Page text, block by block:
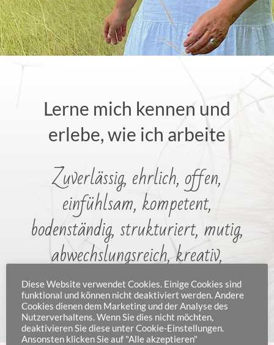
Lerne mich kennen und
erlebe, wie ich arbeite
Zuverlässig, ehrlich, offen,
einfühlsam, kompetent,
bodenständig, strukturiert, mutig,
abwechslungsreich, kreativ,
lebendig, engagiert
Diese Website verwendet Cookies. Einige Cookies sind
funktional und können nicht deaktiviert werden. Andere
Cookies dienen dem Marketing und der Analyse des
Nutzerverhaltens. Wenn Sie dies nicht möchten,
deaktivieren Sie diese unter Cookie-Einstellungen.
Ansonsten klicken Sie auf "Alle akzeptieren"